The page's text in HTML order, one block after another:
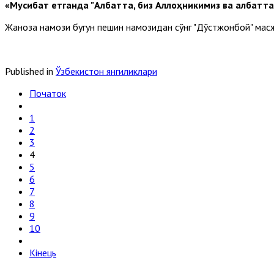
«Мусибат етганда "Албатта, биз Аллоҳникимиз ва
Жаноза намози бугун пешин намозидан сўнг "Дўстжонбой"
Published in Ўзбекистон янгиликлари
Початок
1
2
3
4
5
6
7
8
9
10
Кінець